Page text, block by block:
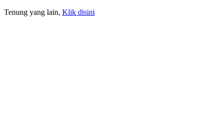
Tenung yang lain, Klik disini